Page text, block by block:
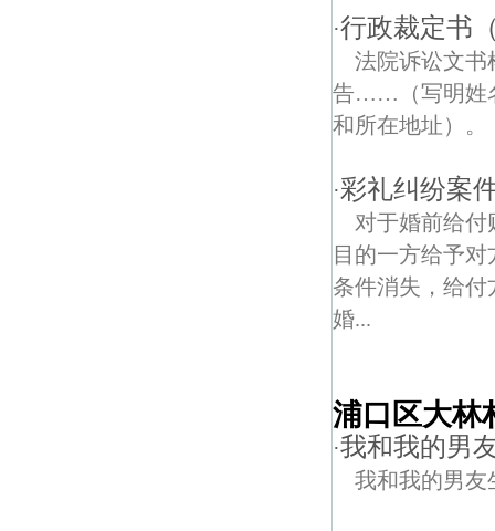
·行政裁定书
法院诉讼
告……（写明姓
和所在地址）
·彩礼纠纷案
对于婚前给
目的一方给予
条件消失，给
婚...
浦口区大林
·我和我的男
我和我的男友